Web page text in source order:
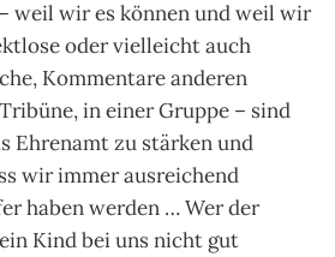
– weil wir es können und weil wir
oder vielleicht auch
Kommentare anderen
in einer Gruppe – sind
Ehrenamt zu stärken und
wir immer ausreichend
haben werden … Wer der
Kind bei uns nicht gut